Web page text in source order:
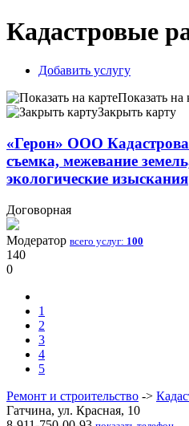
Кадастровые
Добавить услугу
Показать на
Закрыть карту
«Герон» ООО
съемка, межевание
экологические изыскания
Договорная
Модератор всего услуг: 100
140
0
1
2
3
4
5
Ремонт и строительство ->
Гатчина, ул. Красная, 10